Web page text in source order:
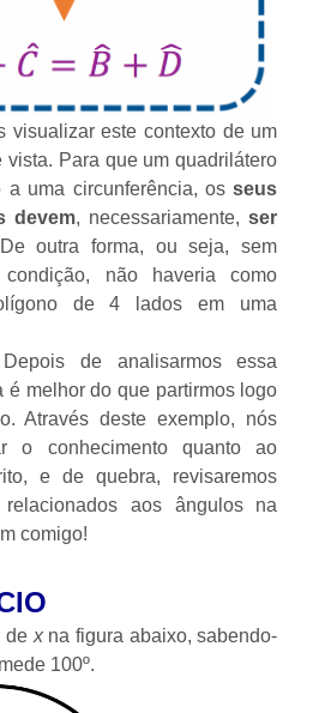
visualizar este contexto de um
vista. Para que um quadrilátero
a uma circunferência, osseus
devem, necessariamente,ser
outra forma, ou seja, sem
não haveria como
de 4 lados em uma
de analisarmos essa
é melhor do que partirmos logo
Através deste exemplo, nós
o conhecimento quanto ao
e de quebra, revisaremos
relacionados aos ângulos na
comigo!
de x na figura abaixo, sabendo-
100º.